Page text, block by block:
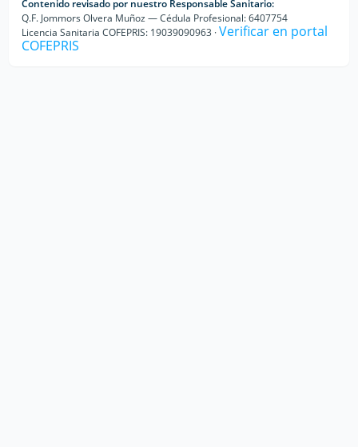
Contenido revisado por nuestro Responsable Sanitario:
Q.F. Jommors Olvera Muñoz — Cédula Profesional: 6407754
Licencia Sanitaria COFEPRIS: 19039090963 ·Verificar en portal
COFEPRIS